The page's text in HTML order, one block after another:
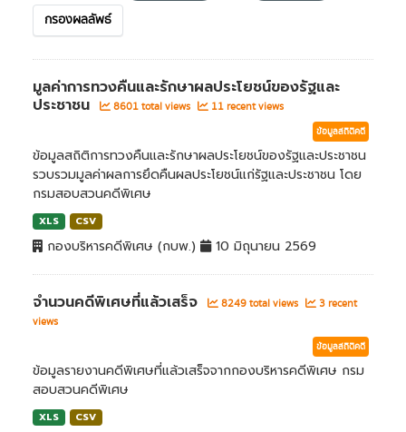
กรองผลลัพธ์
มูลค่าการทวงคืนและรักษาผลประโยชน์ของรัฐและ
ประชาชน
8601 total views 11 recent views
ข้อมูลสถิติคดี
ข้อมูลสถิติการทวงคืนและรักษาผลประโยชน์ของรัฐและประชาชน
รวบรวมมูลค่าผลการยึดคืนผลประโยชน์แก่รัฐและประชาชน โดย
กรมสอบสวนคดีพิเศษ
XLS CSV
กองบริหารคดีพิเศษ (กบพ.) 10 มิถุนายน 2569
จำนวนคดีพิเศษที่แล้วเสร็จ 8249 total views
3 recent
views
ข้อมูลสถิติคดี
ข้อมูลรายงานคดีพิเศษที่แล้วเสร็จจากกองบริหารคดีพิเศษ กรม
สอบสวนคดีพิเศษ
XLS CSV